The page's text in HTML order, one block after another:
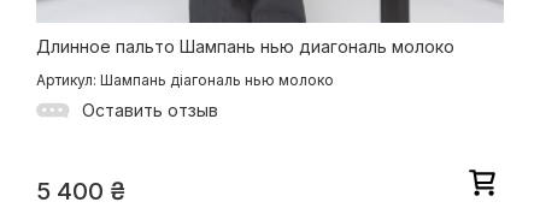
Длинное пальто Шампань нью диагональ молоко
Артикул: Шампань діагональ нью молоко
Оставить отзыв
5 400 ₴